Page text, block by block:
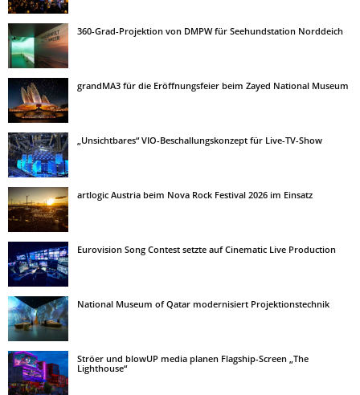
360-Grad-Projektion von DMPW für Seehundstation Norddeich
grandMA3 für die Eröffnungsfeier beim Zayed National Museum
„Unsichtbares“ VIO-Beschallungskonzept für Live-TV-Show
artlogic Austria beim Nova Rock Festival 2026 im Einsatz
Eurovision Song Contest setzte auf Cinematic Live Production
National Museum of Qatar modernisiert Projektionstechnik
Ströer und blowUP media planen Flagship-Screen „The
Lighthouse“